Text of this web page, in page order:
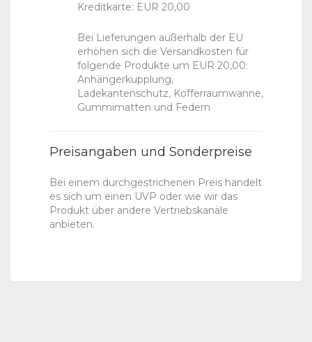
Kreditkarte: EUR 20,00
Bei Lieferungen außerhalb der EU
erhöhen sich die Versandkosten für
folgende Produkte um EUR 20,00:
Anhängerkupplung,
Ladekantenschutz, Kofferraumwanne,
Gummimatten und Federn
Preisangaben und Sonderpreise
Bei einem durchgestrichenen Preis handelt
es sich um einen UVP oder wie wir das
Produkt über andere Vertriebskanäle
anbieten.